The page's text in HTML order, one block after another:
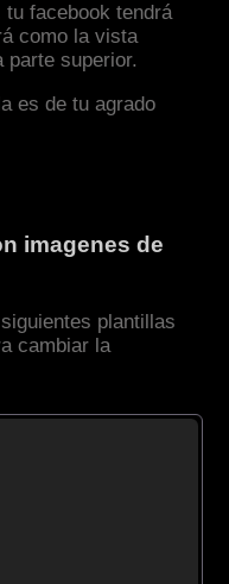
facebook tendrá
como la vista
parte superior.
es de tu agrado
imagenes de
plantillas
cambiar la